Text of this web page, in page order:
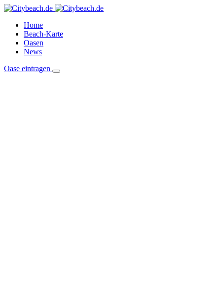
Home
Beach-Karte
Oasen
News
Oase eintragen